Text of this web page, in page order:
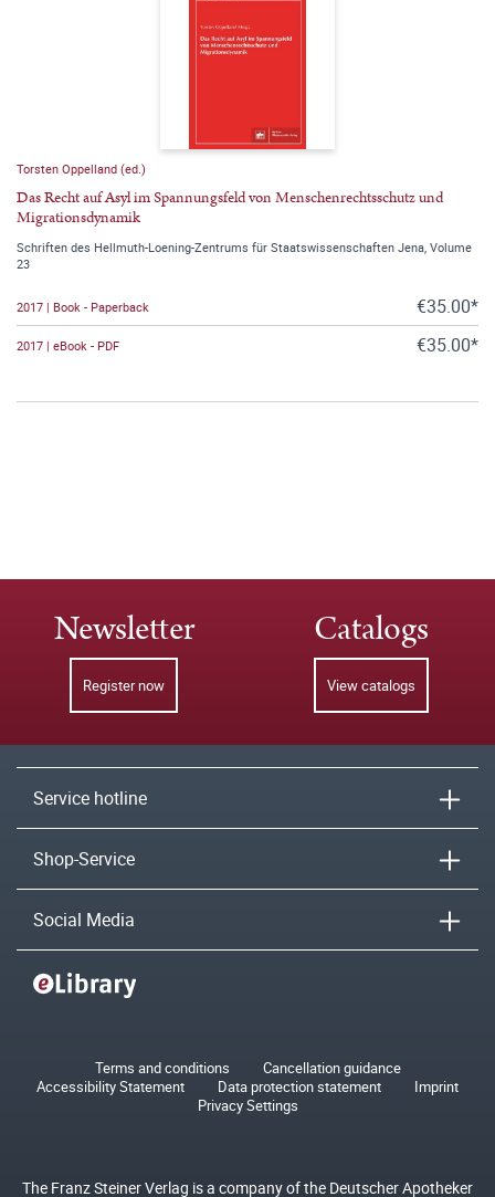
Torsten Oppelland (ed.)
Das Recht auf Asyl im Spannungsfeld von Menschenrechtsschutz und
Migrationsdynamik
Schriften des Hellmuth-Loening-Zentrums für Staatswissenschaften Jena, Volume
23
2017 | Book - Paperback €35.00*
2017 | eBook - PDF €35.00*
Newsletter
Register now
Catalogs
View catalogs
Service hotline
Shop-Service
Social Media
Terms and conditions
Cancellation guidance
Accessibility Statement
Data protection statement
Imprint
Privacy Settings
The Franz Steiner Verlag is a company of the Deutscher Apotheker